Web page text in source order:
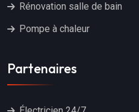
Rénovation salle de bain
Pompe à chaleur
Partenaires